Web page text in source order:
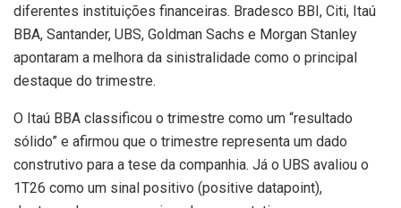
diferentes instituições financeiras. Bradesco BBI, Citi, Itaú
BBA, Santander, UBS, Goldman Sachs e Morgan Stanley
apontaram a melhora da sinistralidade como o principal
destaque do trimestre.
O Itaú BBA classificou o trimestre como um “resultado
sólido” e afirmou que o trimestre representa um dado
construtivo para a tese da companhia. Já o UBS avaliou o
1T26 como um sinal positivo (positive datapoint),